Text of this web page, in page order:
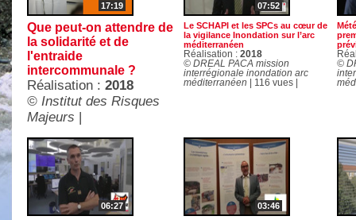
17:19
Que peut-on attendre de
la solidarité et de
l'entraide
intercommunale ?
Réalisation : 2018
© Institut des Risques
Majeurs |
07:52
Le SCHAPI et les SPCs au cœur de
la vigilance Inondation sur l’arc
méditerranéen
Réalisation : 2018
© DREAL PACA mission
interrégionale inondation arc
méditerranéen | 116 vues |
©
06:27 03:46